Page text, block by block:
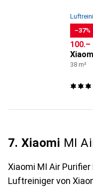
−37%
CHF
100.–
38 m²
7. Xiaomi MI
Xiaomi MI Air
Luftreiniger von